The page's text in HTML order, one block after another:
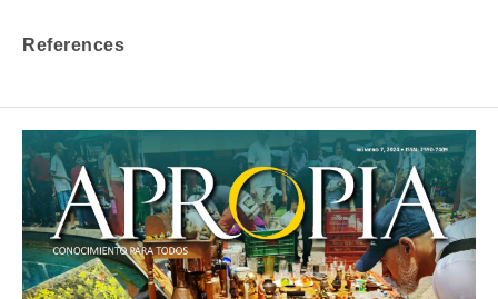
References